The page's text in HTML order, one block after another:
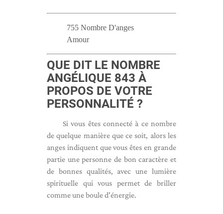
755 Nombre D'anges
Amour
QUE DIT LE NOMBRE
ANGÉLIQUE 843 À
PROPOS DE VOTRE
PERSONNALITÉ ?
Si vous êtes connecté à ce nombre
de quelque manière que ce soit, alors les
anges indiquent que vous êtes en grande
partie une personne de bon caractère et
de bonnes qualités, avec une lumière
spirituelle qui vous permet de briller
comme une boule d'énergie.